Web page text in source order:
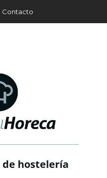
Contacto
hostelería